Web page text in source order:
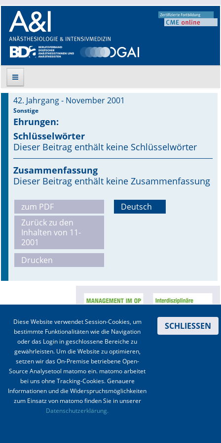
Suche
Aktuelle Ausgabe
Leitlinien
Archiv
Supplements
Supplements OrphanAnesthesia
Online First
A&I English
Mediadaten
Autoren-Service
Bestell-Service
Stellenmarkt
Kongresskalender
42. Jahrgang - November 2001
Sonstige
Ehrungen:
Schlüsselwörter
Dieser Beitrag enthält keine Schlüsselwörter
Zusammenfassung
Dieser Beitrag enthält keine Zusammenfassung
zum PDF
Zurück zu den
Inhalten von 11-
2001
Drucken
Deutsch
Kontakt | Impressum | Datenschutz | Haftungsausschluss
Diese Website verwendet Session-Cookies, um
bestimmte Funktionalitäten wie die Navigation
oder das Login in geschlossene Bereiche zu
gewährleisten. Um die Website zu optimieren,
setzen wir das On-Premise betriebene Open-
Source Analysetool matomo ein. matomo arbeitet
bei uns ohne Tracking-Cookies. Genauere
Informationen und die Widerspruchsmöglichkeiten
zum Einsatz von matomo finden Sie in unserer
Datenschutzerklärung.
SCHLIESSEN